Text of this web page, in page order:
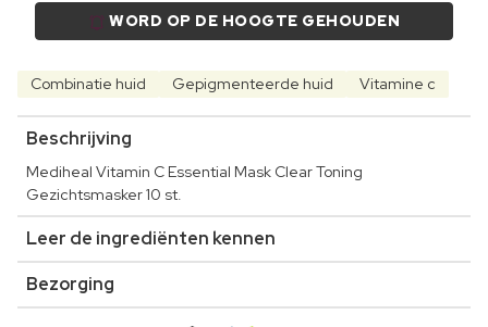
WORD OP DE HOOGTE GEHOUDEN
Combinatie huid Gepigmenteerde huid Vitamine c
Beschrijving
Mediheal Vitamin C Essential Mask Clear Toning
Gezichtsmasker 10 st.
Leer de ingrediënten kennen
Bezorging